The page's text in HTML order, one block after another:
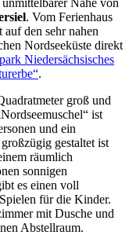
. Vom Ferienhaus
auf den sehr nahen
Nordseeküste direkt
Niedersächsisches
.
groß und
ist
und ein
gestaltet ist
räumlich
sonnigen
es einen voll
für die Kinder.
mit Dusche und
Abstellraum.